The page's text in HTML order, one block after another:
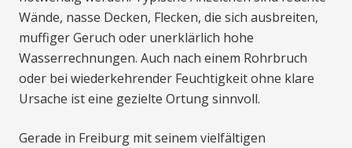
Wände, nasse Decken, Flecken, die sich ausbreiten,
muffiger Geruch oder unerklärlich hohe
Wasserrechnungen. Auch nach einem Rohrbruch
oder bei wiederkehrender Feuchtigkeit ohne klare
Ursache ist eine gezielte Ortung sinnvoll.
Gerade in Freiburg mit seinem vielfältigen